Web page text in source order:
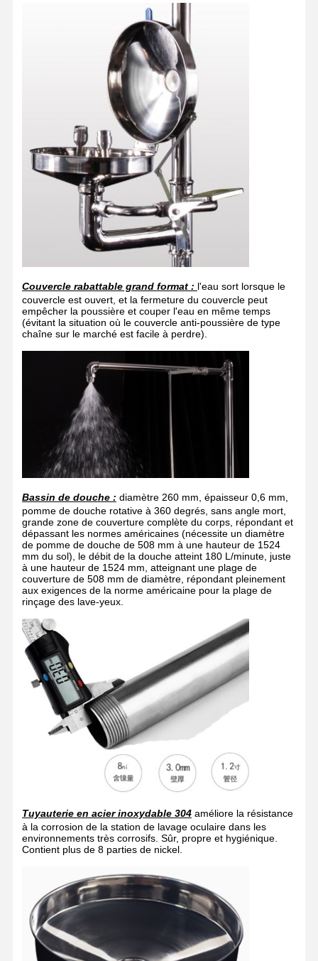
Maison Produits
Contrôle De
La Qualité
Nous
Contacter
Nouvelles
Causez
Douche d'urgence et lavage des yeux
Station de lavage des yeux montée sur le mur
Station de lavage des yeux au comptoir
Couvercle rabattable grand format : l'eau sort lorsque le
couvercle est ouvert, et la fermeture du couvercle peut
empêcher la poussière et couper l'eau en même temps
(évitant la situation où le couvercle anti-poussière de type
chaîne sur le marché est facile à perdre).
Bassin de douche : diamètre 260 mm, épaisseur 0,6 mm,
pomme de douche rotative à 360 degrés, sans angle mort,
grande zone de couverture complète du corps, répondant et
dépassant les normes américaines (nécessite un diamètre
de pomme de douche de 508 mm à une hauteur de 1524
mm du sol), le débit de la douche atteint 180 L/minute, juste
à une hauteur de 1524 mm, atteignant une plage de
couverture de 508 mm de diamètre, répondant pleinement
aux exigences de la norme américaine pour la plage de
rinçage des lave-yeux.
Tuyauterie en acier inoxydable 304améliore la résistance
à la corrosion de la station de lavage oculaire dans les
environnements très corrosifs. Sûr, propre et hygiénique.
Contient plus de 8 parties de nickel.